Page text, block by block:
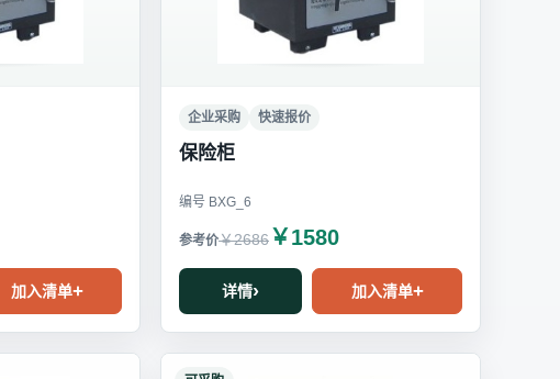
加入清单
企业采购 快速报价
保险柜
编号 BXG_6
￥2686 ￥1580
详情 加入清单